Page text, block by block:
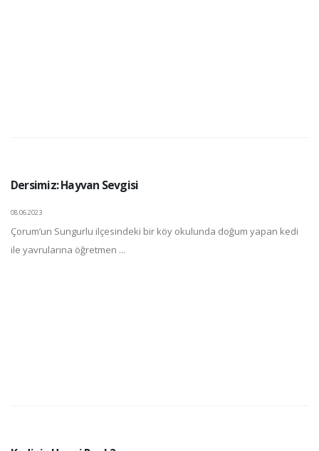
Dersimiz: Hayvan Sevgisi
08.06.2023
Çorum’un Sungurlu ilçesindeki bir köy okulunda doğum yapan kedi
ile yavrularına öğretmen ...